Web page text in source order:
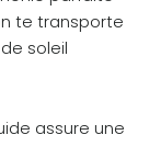
te transporte
soleil
assure une